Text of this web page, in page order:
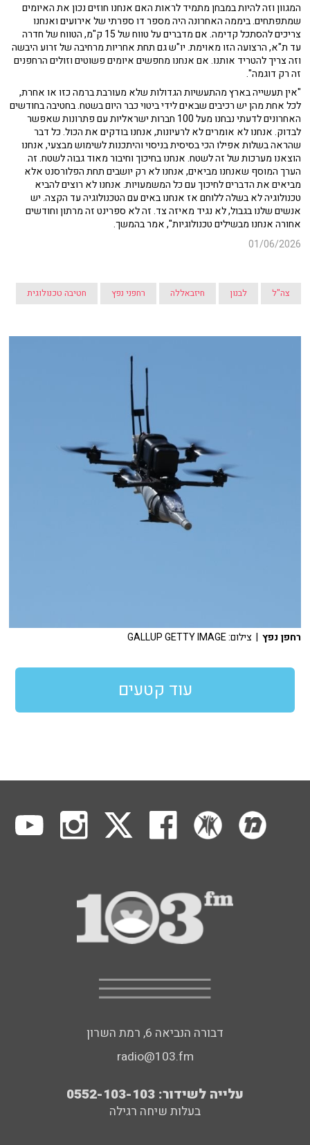
המגוון וזה להיות במבחן מתמיד לראות האם אנחנו חוזים נכון את האיומים
שמתפתחים. ביממה האחרונה היה מספר דו ספרתי של אירועים ואנחנו
צריכים להסתכל קדימה. אם מדברים על טווח של 15 ק"מ, הטווח של חדרה
עד ת"א, הרצועה הזו מאוימת. יו"ש גם תחת אחריות מרחיבה של זרוע היבשה
וזה צריך להטריד אותנו. אם אנחנו מחפשים איומים פשוטים וזולים הרחפנים
זה רק דוגמה".
"אין תעשייה בארץ מהתעשיות הגדולות שלא מעורבת ברמה כזו או אחרת,
לכל אחת מהן יש רכיבים שבאים לידי ביטוי כבר היום בשטח. בחטיבה בחודשים
האחרונים לדעתי נבחנו מעל 100 חברות ישראליות עם פתרונות שאפשר
לבדוק. אנחנו לא אומרים לא לרעיונות, אנחנו בודקים את הכול. כל דבר
שהראה בשלות אפילו הכי בסיסית בניסוי והיתכנות לשימוש מבצעי, אנחנו
הוצאנו מערכות של זה לשטח. אנחנו בחיכוך וחיבור מאוד גבוה לשטח. זה
הערך המוסף שאנחנו מביאים, אנחנו לא רק יושבים תחת הפלורסנט אלא
מביאים את הדברים לחיכוך עם כל המשמעויות. אנחנו לא רוצים להביא
טכנולוגיה לא בשלה ללוחם אז אנחנו באים עם הטכנולוגיה עד הקצה. יש
אנשים שלנו בגבול, לא נגיד מאיזה צד. זה לא ספרינט זה מרתון וחודשים
אחורה אנחנו מבשילים טכנולוגיות", אמר בהמשך.
01/06/2026
צה"ל לבנון חיזבאללה רחפני נפץ חטיבה טכנולוגית
רחפן נפץ | צילום: GALLUP GETTY IMAGE
עוד קטעים
דבורה הנביאה 6, רמת השרון
radio@103.fm
עלייה לשידור: 0552-103-103
בעלות שיחה רגילה